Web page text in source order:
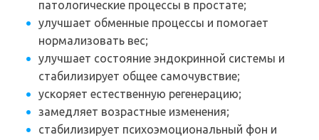
патологические процессы в простате;
улучшает обменные процессы и помогает
нормализовать вес;
улучшает состояние эндокринной системы и
стабилизирует общее самочувствие;
ускоряет естественную регенерацию;
замедляет возрастные изменения;
стабилизирует психоэмоциональный фон и